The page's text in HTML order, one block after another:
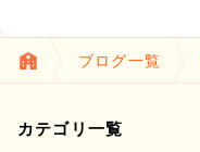
ブログ一覧
カテゴリ一覧